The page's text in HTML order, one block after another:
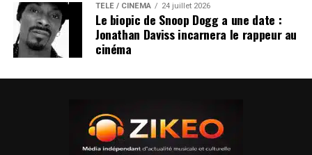
TÉLÉ / CINÉMA 24 juillet 2026
Le biopic de Snoop Dogg a une date :
Jonathan Daviss incarnera le rappeur au
cinéma